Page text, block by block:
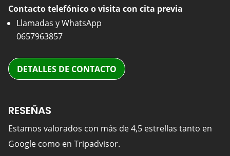
Contacto telefónico o visita con cita previa
Llamadas y WhatsApp
0657963857
DETALLES DE CONTACTO
RESEÑAS
Estamos valorados con más de 4,5 estrellas tanto en
Google como en Tripadvisor.